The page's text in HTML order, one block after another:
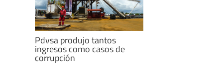
Pdvsa produjo tantos
ingresos como casos de
corrupción